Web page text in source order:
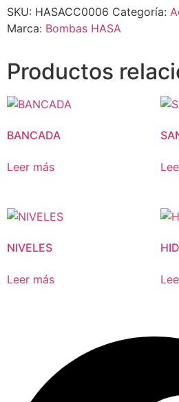
SKU: HASACC0006 Categoría:
Marca: Bombas HASA
Productos
BANCADA
Leer más
NIVELES
Leer más